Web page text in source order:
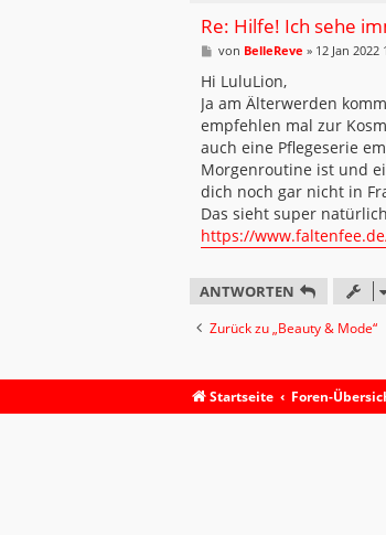
Re: Hilfe! Ich sehe
B
i
t
a
g
von BelleReve » 12 Jan 2022
Hi LuluLion,
Ja am Älterwerden
empfehlen mal zur
auch eine Pflegeserie
Morgenroutine ist und
dich noch gar nicht in
Das sieht super
https://
ANTWORTEN
Zurück zu „Beauty & Mode“
Startseite Foren-